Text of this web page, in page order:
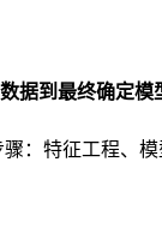
据到最终确定
：特征工程、模